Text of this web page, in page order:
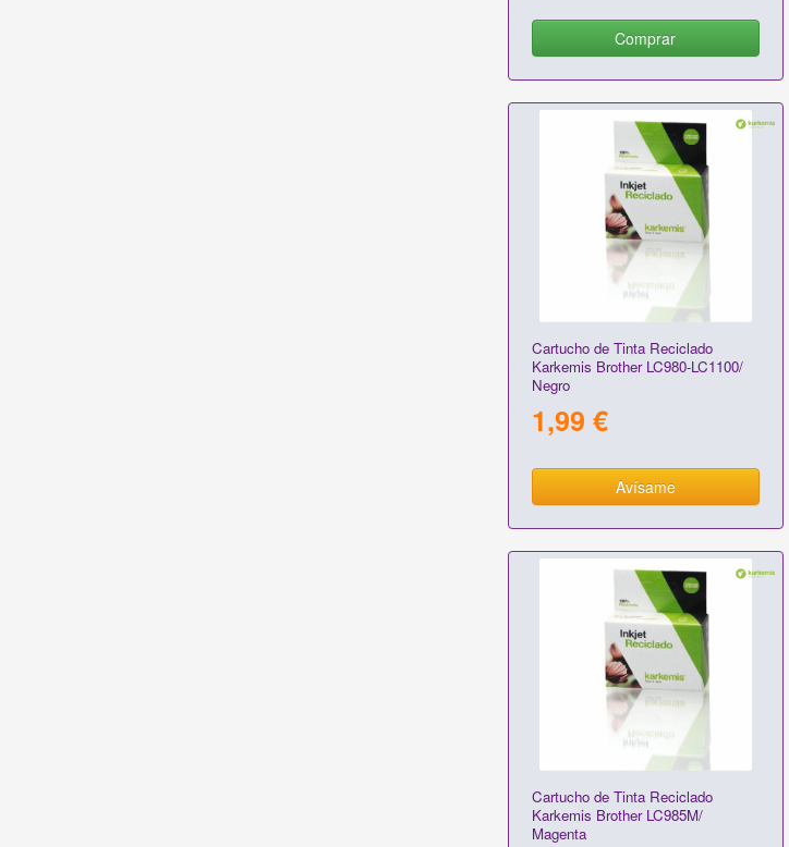
Comprar
Cartucho de Tinta Reciclado
Karkemis Brother LC980-LC1100/
Negro
1,99 €
Avísame
Cartucho de Tinta Reciclado
Karkemis Brother LC985M/
Magenta